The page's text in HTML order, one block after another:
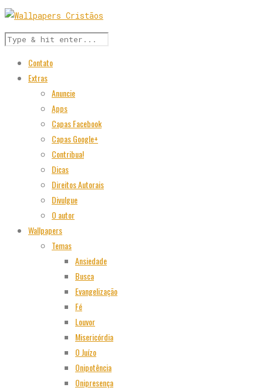
Contato
Extras
Anuncie
Apps
Capas Facebook
Capas Google+
Contribua!
Dicas
Direitos Autorais
Divulgue
O autor
Wallpapers
Temas
Ansiedade
Busca
Evangelização
Fé
Louvor
Misericórdia
O Juízo
Onipotência
Onipresença